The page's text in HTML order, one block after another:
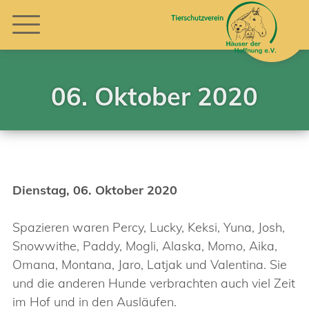
06. Oktober 2020
Dienstag, 06. Oktober 2020
Spazieren waren Percy, Lucky, Keksi, Yuna, Josh,
Snowwithe, Paddy, Mogli, Alaska, Momo, Aika,
Omana, Montana, Jaro, Latjak und Valentina. Sie
und die anderen Hunde verbrachten auch viel Zeit
im Hof und in den Ausläufen.